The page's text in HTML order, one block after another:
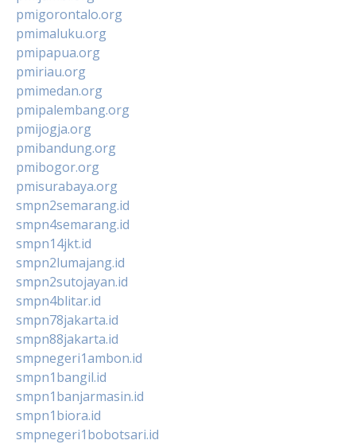
pmigorontalo.org
pmimaluku.org
pmipapua.org
pmiriau.org
pmimedan.org
pmipalembang.org
pmijogja.org
pmibandung.org
pmibogor.org
pmisurabaya.org
smpn2semarang.id
smpn4semarang.id
smpn14jkt.id
smpn2lumajang.id
smpn2sutojayan.id
smpn4blitar.id
smpn78jakarta.id
smpn88jakarta.id
smpnegeri1ambon.id
smpn1bangil.id
smpn1banjarmasin.id
smpn1biora.id
smpnegeri1bobotsari.id